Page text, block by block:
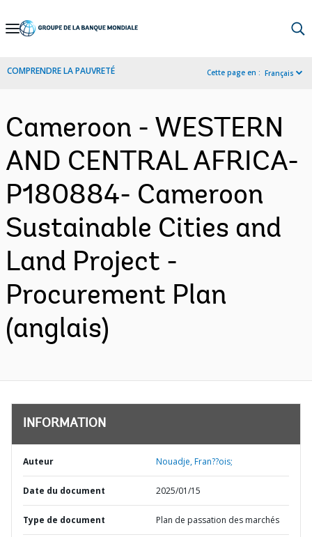
Skip
Navigation
COMPRENDRE LA PAUVRETÉ Cette page en : Français
Cameroon - WESTERN
AND CENTRAL AFRICA-
P180884- Cameroon
Sustainable Cities and
Land Project -
Procurement Plan
(anglais)
INFORMATION
Auteur Nouadje, Fran??ois;
Date du document 2025/01/15
Type de document Plan de passation des marchés